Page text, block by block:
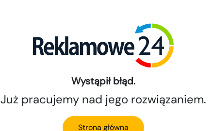
Wystąpił błąd.
Już pracujemy nad jego rozwiązaniem.
Strona główna